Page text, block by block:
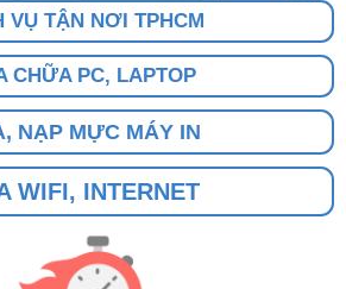
VỤ TẬN NƠI TPHCM
CHỮA PC, LAPTOP
NẠP MỰC MÁY IN
WIFI, INTERNET